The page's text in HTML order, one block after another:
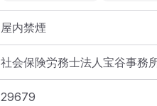
屋内禁煙
社会保険労務士法人宝谷事務
29679